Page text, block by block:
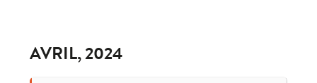
AVRIL, 2024